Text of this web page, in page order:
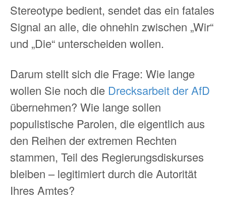
Stereotype bedient, sendet das ein fatales
Signal an alle, die ohnehin zwischen „Wir“
und „Die“ unterscheiden wollen.
Darum stellt sich die Frage: Wie lange
wollen Sie noch die Drecksarbeit der AfD
übernehmen? Wie lange sollen
populistische Parolen, die eigentlich aus
den Reihen der extremen Rechten
stammen, Teil des Regierungsdiskurses
bleiben – legitimiert durch die Autorität
Ihres Amtes?